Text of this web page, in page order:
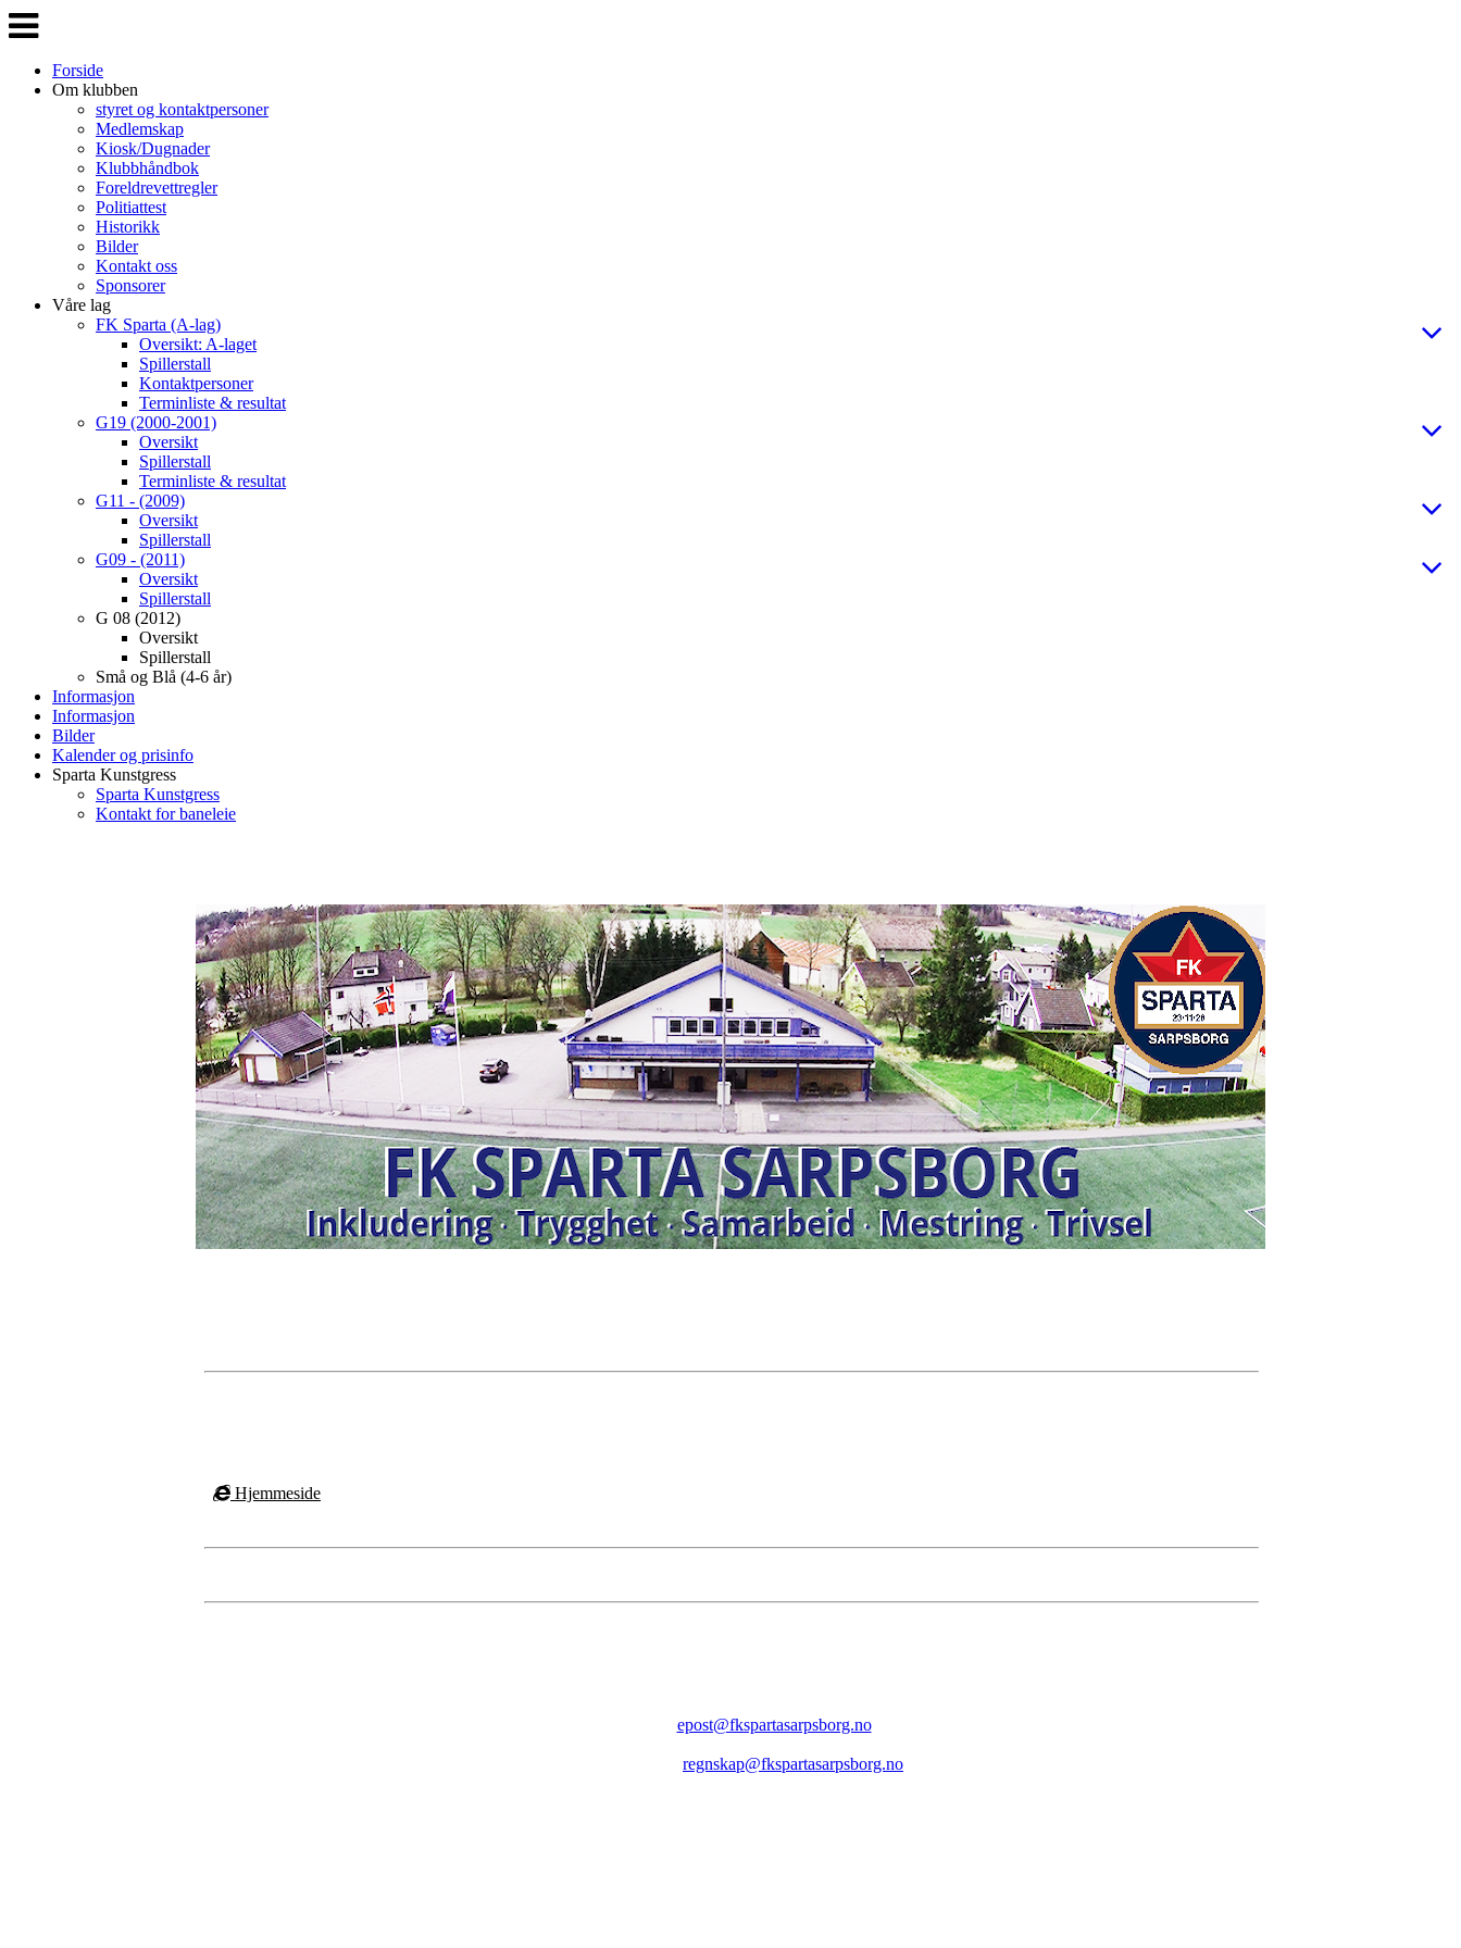
Veksle
navigasjon
Forside
Om klubben
styret og kontaktpersoner
Medlemskap
Kiosk/Dugnader
Klubbhåndbok
Foreldrevettregler
Politiattest
Historikk
Bilder
Kontakt oss
Sponsorer
Våre lag
FK Sparta (A-lag)
Oversikt: A-laget
Spillerstall
Kontaktpersoner
Terminliste & resultat
G19 (2000-2001)
Oversikt
Spillerstall
Terminliste & resultat
G11 - (2009)
Oversikt
Spillerstall
G09 - (2011)
Oversikt
Spillerstall
G 08 (2012)
Oversikt
Spillerstall
Små og Blå (4-6 år)
Informasjon
Informasjon
Bilder
Kalender og prisinfo
Sparta Kunstgress
Sparta Kunstgress
Kontakt for baneleie
Hjemmeside
epost@fkspartasarpsborg.no
regnskap@fkspartasarpsborg.no